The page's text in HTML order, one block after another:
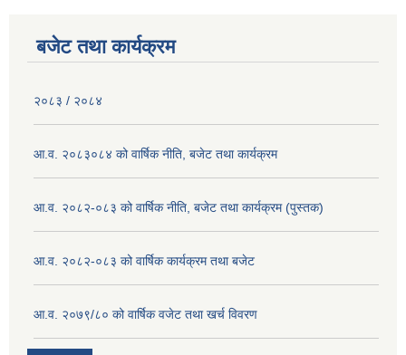
बजेट तथा कार्यक्रम
२०८३ / २०८४
आ.व. २०८३०८४ को वार्षिक नीति, बजेट तथा कार्यक्रम
आ.व. २०८२-०८३ को वार्षिक नीति, बजेट तथा कार्यक्रम (पुस्तक)
आ.व. २०८२-०८३ को वार्षिक कार्यक्रम तथा बजेट
आ.व. २०७९/८० को वार्षिक वजेट तथा खर्च विवरण